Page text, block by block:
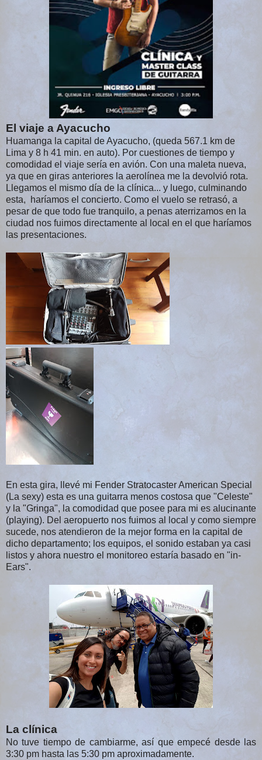
El viaje a Ayacucho
Huamanga la capital de Ayacucho, (queda 567.1 km de
Lima y 8 h 41 min. en auto). Por cuestiones de tiempo y
comodidad el viaje sería en avión. Con una maleta nueva,
ya que en giras anteriores la aerolínea me la devolvió rota.
Llegamos el mismo día de la clínica... y luego, culminando
esta, haríamos el concierto. Como el vuelo se retrasó, a
pesar de que todo fue tranquilo, a penas aterrizamos en la
ciudad nos fuimos directamente al local en el que haríamos
las presentaciones.
En esta gira, llevé mi Fender Stratocaster American Special
(La sexy) esta es una guitarra menos costosa que "Celeste"
y la "Gringa", la comodidad que posee para mi es alucinante
(playing). Del aeropuerto nos fuimos al local y como siempre
sucede, nos atendieron de la mejor forma en la capital de
dicho departamento; los equipos, el sonido estaban ya casi
listos y ahora nuestro el monitoreo estaría basado en "in-
Ears".
La clínica
No tuve tiempo de cambiarme, así que empecé desde las
3:30 pm hasta las 5:30 pm aproximadamente.